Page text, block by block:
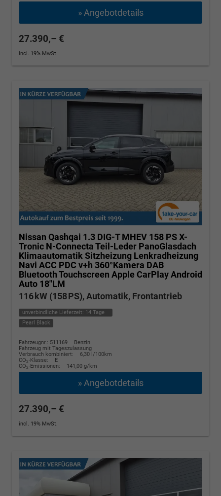
» Angebotdetails
27.390,– €
incl. 19% MwSt.
Nissan Qashqai 1.3 DIG-T MHEV 158 PS X-
Tronic N-Connecta Teil-Leder PanoGlasdach
Klimaautomatik Sitzheizung Lenkradheizung
Navi ACC PDC v+h 360°Kamera DAB
Bluetooth Touchscreen Apple CarPlay Android
Auto 18"LM
116 kW (158 PS), Automatik, Frontantrieb
unverbindliche Lieferzeit: 14 Tage
Pearl Black
Fahrzeugnr.: 511169
Benzin
Fahrzeug mit Tageszulassung
Verbrauch kombiniert:
6,30 l/100km
CO2-Klasse:
E
CO2-Emissionen: 141,00 g/km
» Angebotdetails
27.390,– €
incl. 19% MwSt.